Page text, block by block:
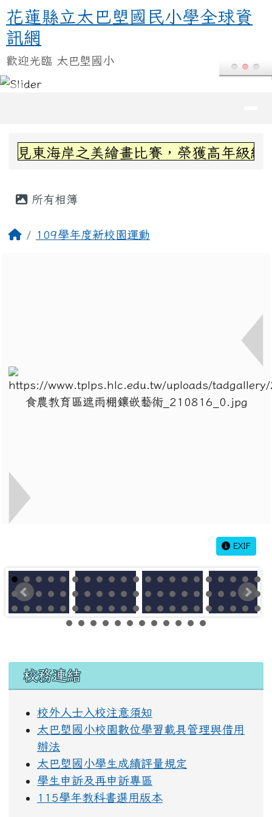
跳至主內容區
花蓮縣立太巴塱國民小學全球資訊
花蓮縣立太巴塱國民小學全球資
訊網
歡迎光臨 太巴塱國小
上中區域內容
東海岸之美繪畫比賽，榮獲高年級組第
所有相簿
回首頁109學年度新校園運動
EXIF
左邊區域內容
校務連結
校外人士入校注意須知
太巴塱國小校園數位學習載具管理與借用
辦法
太巴塱國小學生成績評量規定
學生申訴及再申訴專區
115學年教科書選用版本